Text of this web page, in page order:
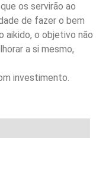
os servirão ao
de fazer o bem
aikido, o objetivo não
a si mesmo,
investimento.